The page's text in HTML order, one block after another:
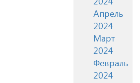
Апрель
2024
Март
2024
Февраль
2024